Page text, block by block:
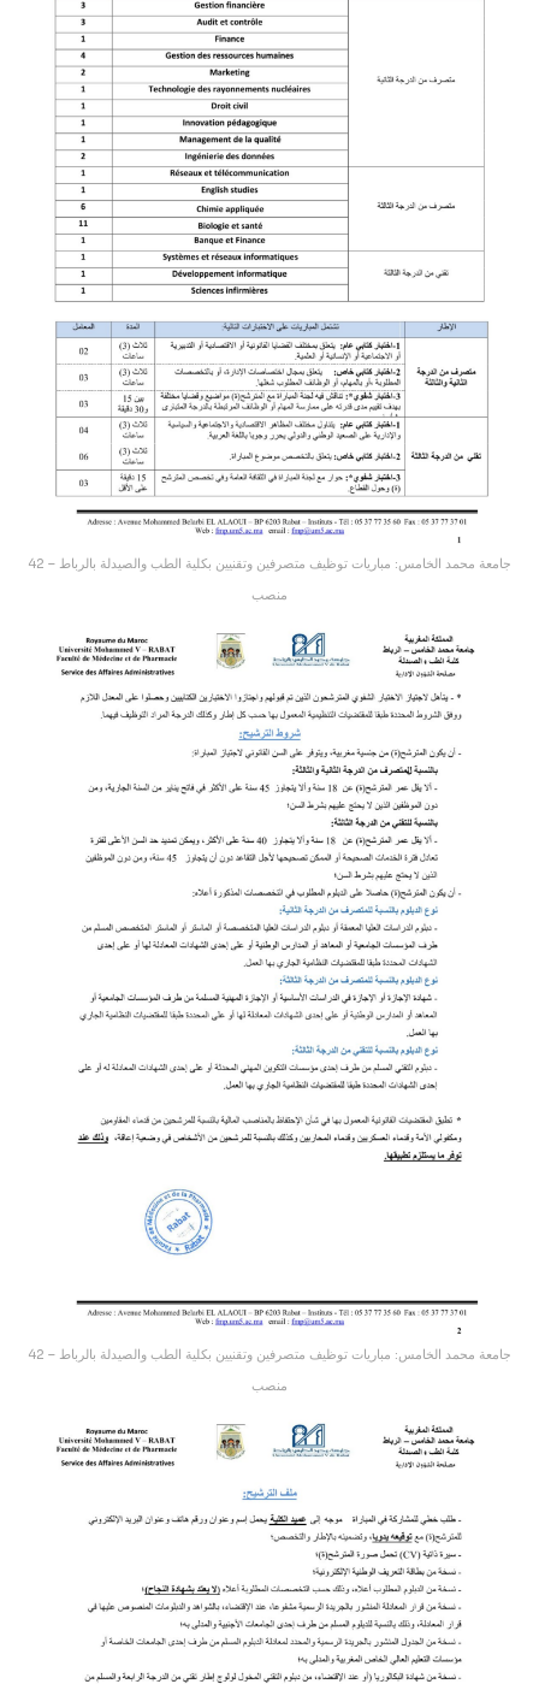
جامعة محمد الخامس: مباريات توظيف متصرفين وتقنيين بكلية الطب والصيدلة بالرباط – 42
منصب
جامعة محمد الخامس: مباريات توظيف متصرفين وتقنيين بكلية الطب والصيدلة بالرباط – 42
منصب